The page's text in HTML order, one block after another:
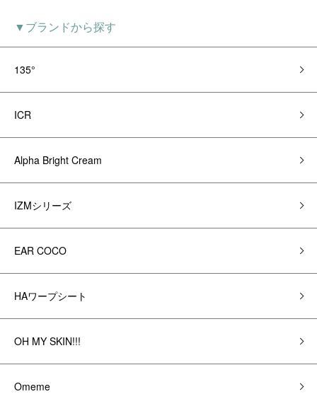
▼ブランドから探す
135°
ICR
Alpha Bright Cream
IZMシリーズ
EAR COCO
HAワープシート
OH MY SKIN!!!
Omeme